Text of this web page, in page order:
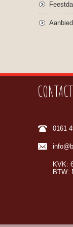
CONTACT
0161
KVK:
BTW: